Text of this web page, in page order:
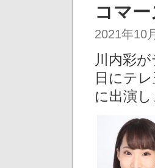
コマ
2021年10
川内彩
日にテ
に出演